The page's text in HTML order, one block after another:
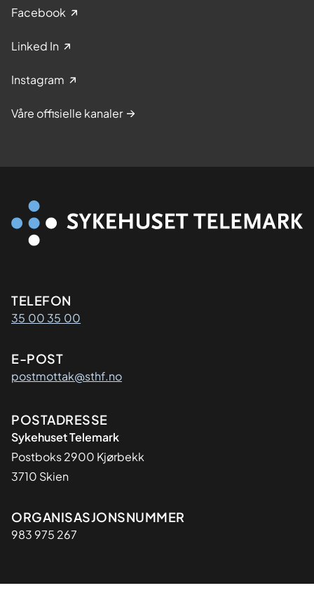
Facebook
Linked In
Instagram
Våre offisielle kanaler
Kontaktinformasjon
TELEFON
35 00 35 00
E-POST
postmottak@sthf.no
Adresse
POSTADRESSE
Sykehuset Telemark
Postboks 2900 Kjørbekk
3710 Skien
Organisasjon
ORGANISASJONSNUMMER
983 975 267